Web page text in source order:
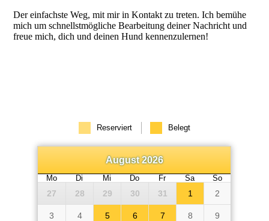
Der einfachste Weg, mit mir in Kontakt zu treten. Ich bemühe
mich um schnellstmögliche Bearbeitung deiner Nachricht und
freue mich, dich und deinen Hund kennenzulernen!